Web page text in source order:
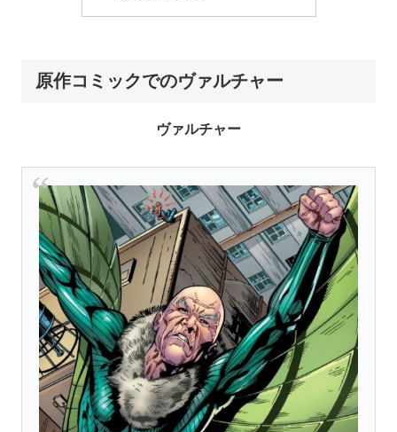
原作コミックでのヴァルチャー
ヴァルチャー